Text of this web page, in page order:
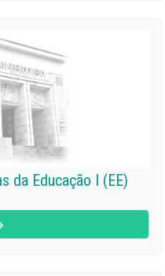
da Educação I (EE)